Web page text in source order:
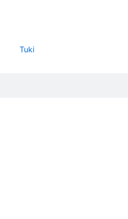
Tuki